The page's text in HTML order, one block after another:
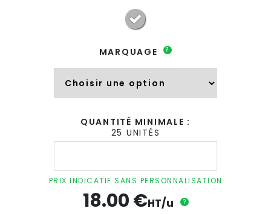
MARQUAGE ?
QUANTITÉ MINIMALE :
25 UNITÉS
quantité
isotherme
publicitaire
PRIX INDICATIF SANS PERSONNALISATION
18.00€HT/u ?